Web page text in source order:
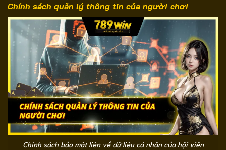
Chính sách quản lý thông tin của người chơi
Chính sách bảo mật liên về dữ liệu cá nhân của hội viên